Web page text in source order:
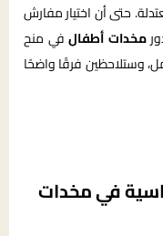
حتى أن اختيار مفارش
مخدات أطفالفي منح
وستلاحظين فرقًا واضحًا
في مخدات